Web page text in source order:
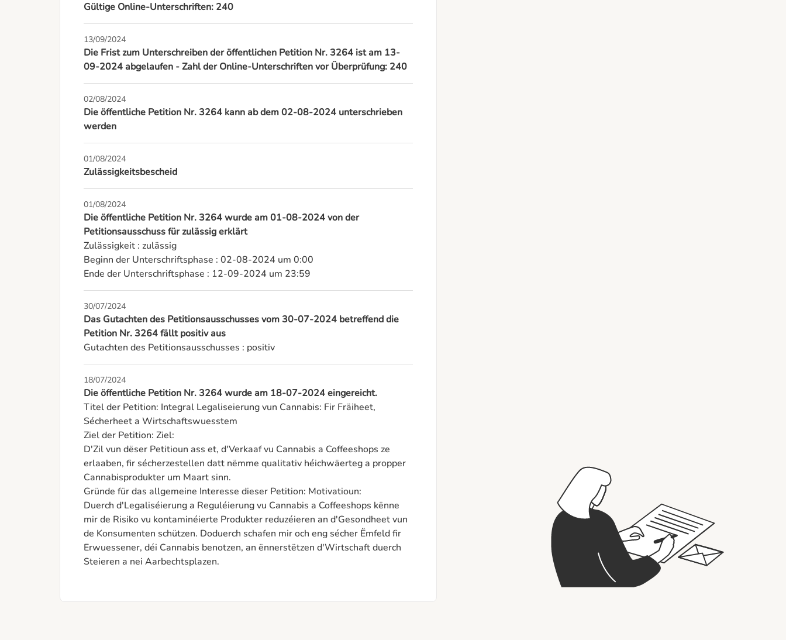
Gültige Online-Unterschriften: 240
13/09/2024
Die Frist zum Unterschreiben der öffentlichen Petition Nr. 3264 ist am 13-
09-2024 abgelaufen - Zahl der Online-Unterschriften vor Überprüfung: 240
02/08/2024
Die öffentliche Petition Nr. 3264 kann ab dem 02-08-2024 unterschrieben
werden
01/08/2024
Zulässigkeitsbescheid
01/08/2024
Die öffentliche Petition Nr. 3264 wurde am 01-08-2024 von der
Petitionsausschuss für zulässig erklärt
Zulässigkeit : zulässig
Beginn der Unterschriftsphase : 02-08-2024 um 0:00
Ende der Unterschriftsphase : 12-09-2024 um 23:59
30/07/2024
Das Gutachten des Petitionsausschusses vom 30-07-2024 betreffend die
Petition Nr. 3264 fällt positiv aus
Gutachten des Petitionsausschusses : positiv
18/07/2024
Die öffentliche Petition Nr. 3264 wurde am 18-07-2024 eingereicht.
Titel der Petition: Integral Legaliseierung vun Cannabis: Fir Fräiheet,
Sécherheet a Wirtschaftswuesstem
Ziel der Petition: Ziel:
D'Zil vun dëser Petitioun ass et, d'Verkaaf vu Cannabis a Coffeeshops ze
erlaaben, fir sécherzestellen datt nëmme qualitativ héichwäerteg a propper
Cannabisprodukter um Maart sinn.
Gründe für das allgemeine Interesse dieser Petition: Motivatioun:
Duerch d'Legaliséierung a Reguléierung vu Cannabis a Coffeeshops kënne
mir de Risiko vu kontaminéierte Produkter reduzéieren an d'Gesondheet vun
de Konsumenten schützen. Doduerch schafen mir och eng sécher Ëmfeld fir
Erwuessener, déi Cannabis benotzen, an ënnerstëtzen d'Wirtschaft duerch
Steieren a nei Aarbechtsplazen.